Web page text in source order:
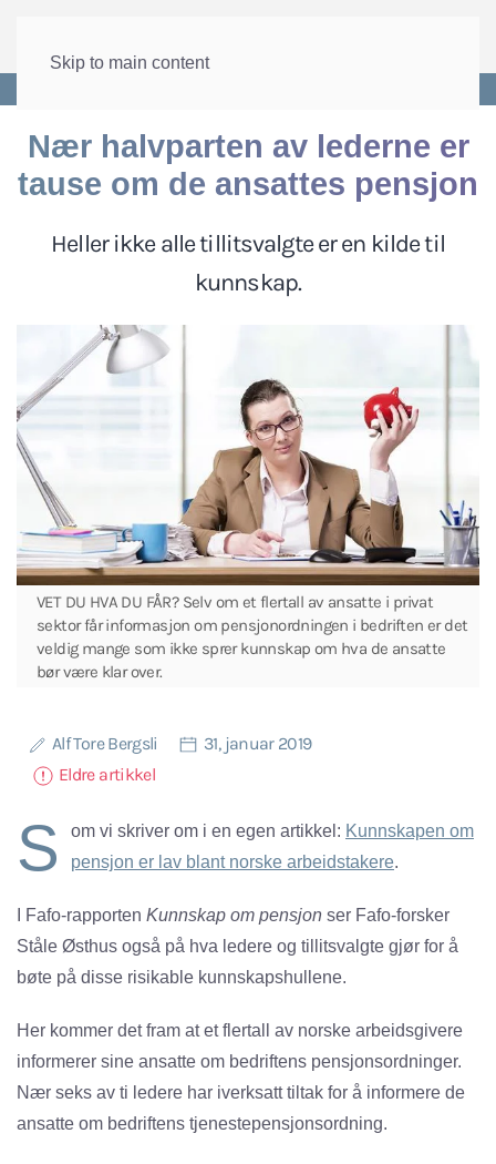
Skip to main content
Nær halvparten av lederne er
tause om de ansattes pensjon
Heller ikke alle tillitsvalgte er en kilde til
kunnskap.
VET DU HVA DU FÅR? Selv om et flertall av ansatte i privat
sektor får informasjon om pensjonordningen i bedriften er det
veldig mange som ikke sprer kunnskap om hva de ansatte
bør være klar over.
Alf Tore Bergsli
31, januar 2019
Eldre artikkel
S om vi skriver om i en egen artikkel: Kunnskapen om
pensjon er lav blant norske arbeids­takere.
I Fafo-rapporten Kunnskap om pensjon ser Fafo-forsker
Ståle Østhus også på hva ledere og tillitsvalgte gjør for å
bøte på disse risikable kunnskapshullene.
Her kommer det fram at et flertall av norske arbeidsgivere
informerer sine ansatte om bedriftens pensjonsordninger.
Nær seks av ti ledere har iverksatt tiltak for å informere de
ansatte om bedriftens tjenestepensjonsordning.